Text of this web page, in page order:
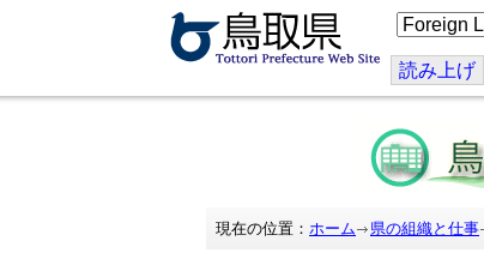
こ
の
ジ
を
訳
す
る
読み上げ
現在の位置： ホーム 県の組織と仕事